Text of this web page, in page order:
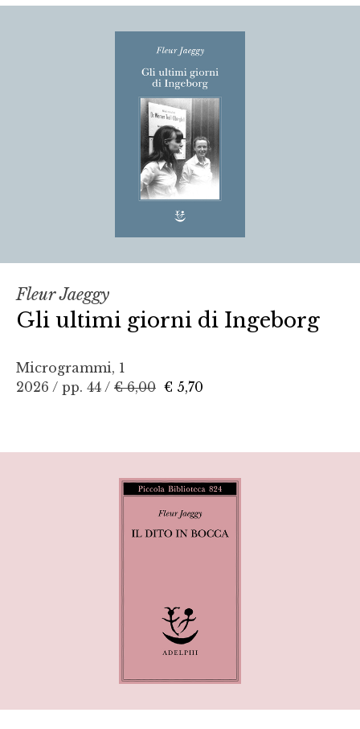
Fleur Jaeggy
Gli ultimi giorni di Ingeborg
Microgrammi, 1
2026 / pp. 44 / € 6,00 € 5,70